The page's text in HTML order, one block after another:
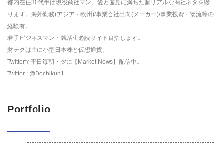
都内在住30代半ば現役商社マン。愛と偏見に満ちた超リアルな商社ネタを綴
ります。海外勤務(アジア・欧州)/事業会社出向(メーカー)/事業投資・物流等の
経験有。
若手ビジネスマン・就活生必読サイト目指します。
財テクは主に小型日本株と仮想通貨。
Twitterで平日毎朝・夕に【Market News】配信中。
Twitter : @Dochikun1
Portfolio